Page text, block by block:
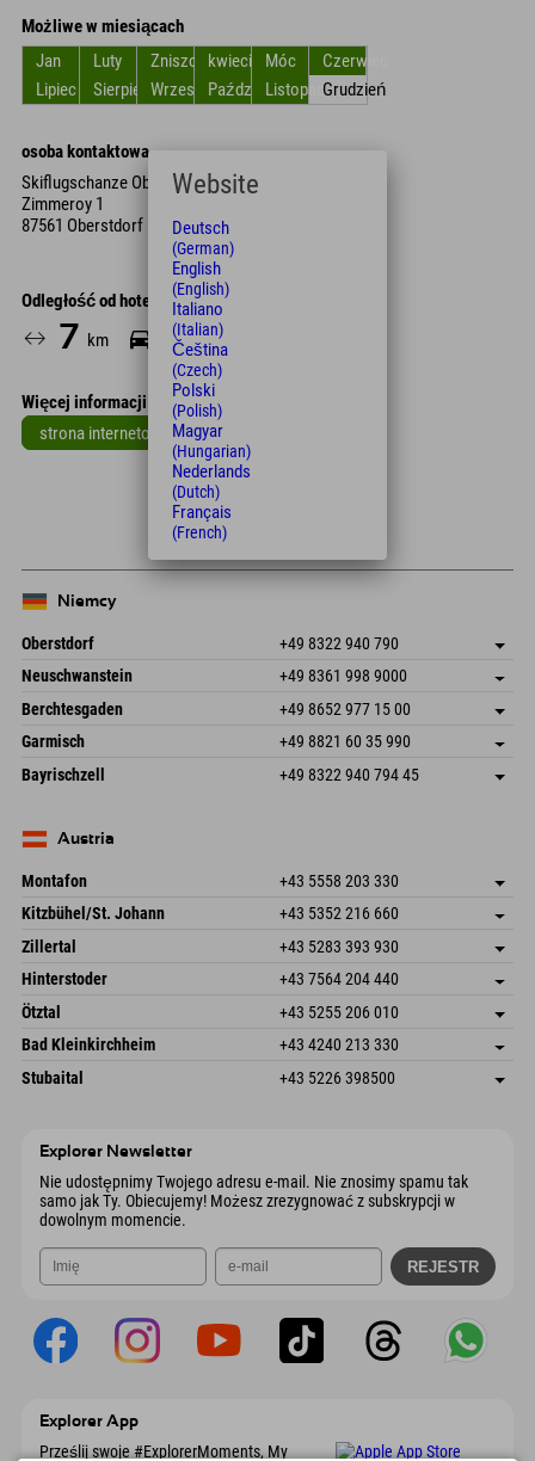
Możliwe w miesiącach
Jan
Luty ZniszczyćkwiecieńMóc
Czerwiec
Lipiec
Sierpień WrzesieńPaździernikListopadGrudzień
osoba kontaktowa
Skiflugschanze Oberstdorf
Zimmeroy 1
87561 Oberstdorf
Odległość od hotelu
7 km 15 Min.
Więcej informacji
strona internetowa
Leaflet
Niemcy
Oberstdorf +49 8322 940 790
An der Breitach 3
Niemcy
Zapisz adres
Książka
Neuschwanstein +49 8361 998 9000
An der Riese 45
87484 Nesselwang im Allgäu
Niemcy
Zapisz adres
Informacje o przyjeździe
Książka
Berchtesgaden +49 8652 977 15 00
Hofreitstr. 7
Niemcy
Zapisz adres
Książka
Garmisch +49 8821 60 35 990
Frickenstraße 22
82490 Farchant
Zapisz adres
Informacje o przyjeździe
Bayrischzell +49 8322 940 794 45
NiemcyAustria
Montafon +43 5558 203 330
Dorfstr. 127b
6793 Gaschurn/Montafon
Austria
Zapisz adres
Książka
Kitzbühel/St. Johann +43 5352 216 660
Speckbacherstraße 87
6380 St. Johann in Tirol
Austria
Zapisz adres
Informacje o przyjeździe
Książka
Zillertal +43 5283 393 930
Schmiedau 2
Austria
Zapisz adres
Książka
Hinterstoder +43 7564 204 440
Freizeitpark 10
4573 Hinterstoder
Austria
Zapisz adres
Informacje o przyjeździe
Książka
Ötztal +43 5255 206 010
Gscheat 14
Austria
Zapisz adres
Książka
Bad Kleinkirchheim +43 4240 213 330
Dorfstraße 24
9546 Bad Kleinkirchheim
Zapisz adres
Informacje o przyjeździe
Stubaital +43 5226 398500
Explorer Newsletter
Nie udostępnimy Twojego adresu e-mail. Nie znosimy spamu tak
samo jak Ty. Obiecujemy! Możesz zrezygnować z subskrypcji w
dowolnym momencie.
Explorer App
Prześlij swoje #ExplorerMoments, My
Website
Deutsch
(German)
English
(English)
Italiano
(Italian)
Čeština
(Czech)
Polski
(Polish)
Magyar
(Hungarian)
Nederlands
(Dutch)
Français
(French)